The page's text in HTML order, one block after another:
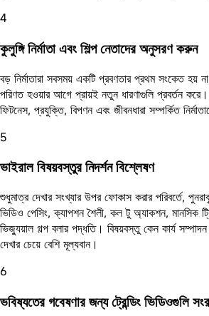
4
কুলুঙ্গি নির্মাতা এবং শিল্প নেতাদের অনুসরণ করুন
বড় নির্মাতারা সবসময় একটি প্রবণতার প্রথম সংকেত হয়
পরিণত হওয়ার আগে প্রায়ই নতুন ধারণাগুলি প্রবর্তন করে।
ফিটনেস, প্রযুক্তি, বিপণন এবং জীবনধারা সম্পর্কিত
5
ভাইরাল বিষয়বস্তুর নিদর্শন বিশ্লেষণ
শুধুমাত্র দেখার সংখ্যার উপর ফোকাস করার পরিবর্তে,
ভিডিও পেসিং, ক্যাপশন শৈলী, কল টু অ্যাকশন, মানসিক
ভিজ্যুয়াল গল্প বলার পদ্ধতি। বিষয়বস্তু কেন কার্য
দেখার চেয়ে বেশি মূল্যবান।
6
ভবিষ্যতের গবেষণার জন্য ট্রেন্ডিং ভিডিওগুলি